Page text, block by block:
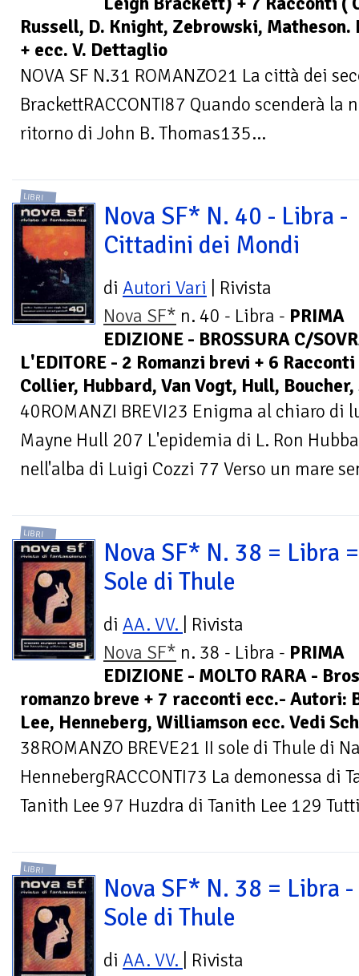
Russell, D. Knight, Zebrowski,
+ ecc. V. Dettaglio
NOVA SF N.31 ROMANZO21 La città dei
BrackettRACCONTI87 Quando scenderà
ritorno di John B. Thomas135...
LIBRI
Nova SF* N. 40 - Libra -
Cittadini dei Mondi
di Autori Vari | Rivista
Nova SF* n. 40 - Libra - PRIMA
EDIZIONE - BROSSURA C/
L'EDITORE - 2 Romanzi brevi + 6
Collier, Hubbard, Van Vogt, Hull,
40ROMANZI BREVI23 Enigma al chiaro di
Mayne Hull 207 L'epidemia di L. Ron
nell'alba di Luigi Cozzi 77 Verso un mare
LIBRI
Nova SF* N. 38 = Libra
Sole di Thule
di AA. VV.
| Rivista
Nova SF* n. 38 - Libra - PRIMA
EDIZIONE - MOLTO RARA -
romanzo breve + 7 racconti ecc.- Autori:
Lee, Henneberg, Williamson ecc. Vedi
38ROMANZO BREVE21 II sole di Thule di
HennebergRACCONTI73 La demonessa di
Tanith Lee 97 Huzdra di Tanith Lee 129
LIBRI
Nova SF* N. 38 = Libra
Sole di Thule
di AA. VV.
| Rivista